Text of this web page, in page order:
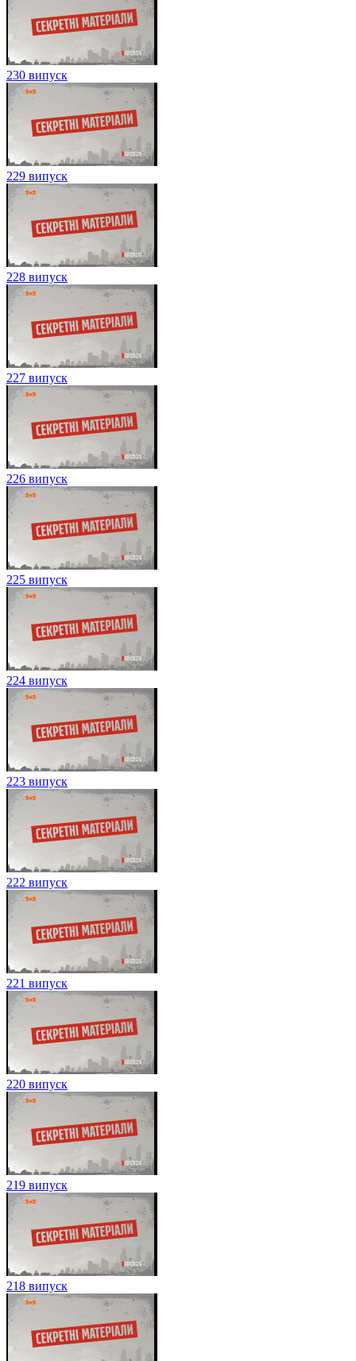
230 випуск
229 випуск
228 випуск
227 випуск
226 випуск
225 випуск
224 випуск
223 випуск
222 випуск
221 випуск
220 випуск
219 випуск
218 випуск